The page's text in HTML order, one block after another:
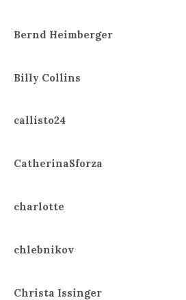
Bernd Heimberger
Billy Collins
callisto24
CatherinaSforza
charlotte
chlebnikov
Christa Issinger